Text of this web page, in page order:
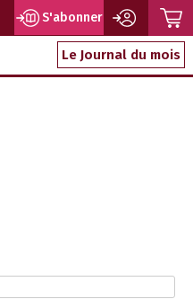
S'abonner
Le Journal du mois